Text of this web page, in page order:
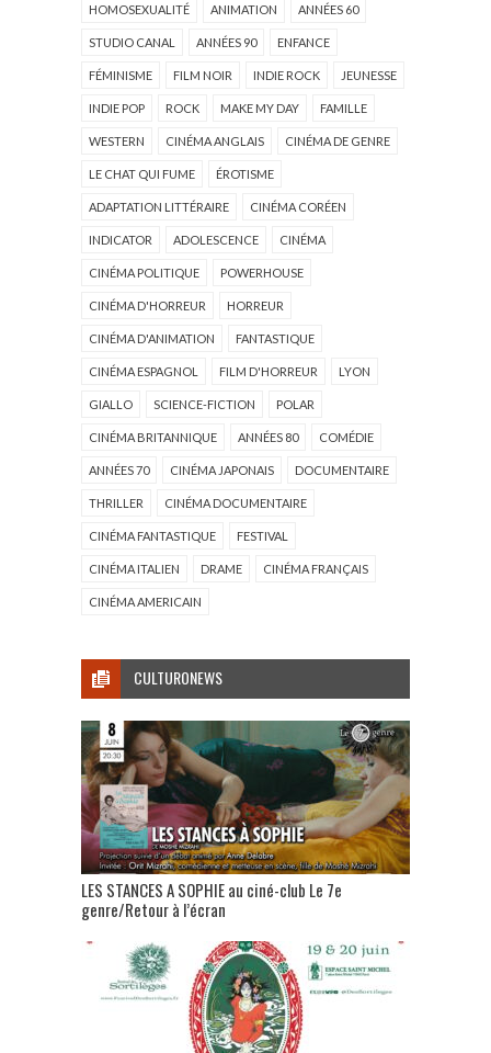
HOMOSEXUALITÉ ANIMATION ANNÉES 60
STUDIO CANAL ANNÉES 90 ENFANCE
FÉMINISME FILM NOIR INDIE ROCK JEUNESSE
INDIE POP ROCK MAKE MY DAY FAMILLE
WESTERN CINÉMA ANGLAIS CINÉMA DE GENRE
LE CHAT QUI FUME ÉROTISME
ADAPTATION LITTÉRAIRE CINÉMA CORÉEN
INDICATOR ADOLESCENCE CINÉMA
CINÉMA POLITIQUE POWERHOUSE
CINÉMA D'HORREUR HORREUR
CINÉMA D'ANIMATION FANTASTIQUE
CINÉMA ESPAGNOL FILM D'HORREUR LYON
GIALLO SCIENCE-FICTION POLAR
CINÉMA BRITANNIQUE ANNÉES 80 COMÉDIE
ANNÉES 70 CINÉMA JAPONAIS DOCUMENTAIRE
THRILLER CINÉMA DOCUMENTAIRE
CINÉMA FANTASTIQUE FESTIVAL
CINÉMA ITALIEN DRAME CINÉMA FRANÇAIS
CINÉMA AMERICAIN
CULTURONEWS
LES STANCES A SOPHIE au ciné-club Le 7e
genre/Retour à l’écran